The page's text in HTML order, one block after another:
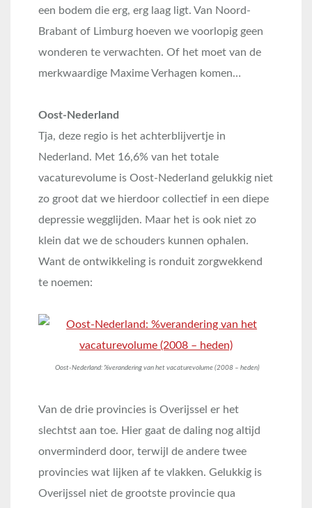
een bodem die erg, erg laag ligt. Van Noord-
Brabant of Limburg hoeven we voorlopig geen
wonderen te verwachten. Of het moet van de
merkwaardige Maxime Verhagen komen…
Oost-Nederland
Tja, deze regio is het achterblijvertje in
Nederland. Met 16,6% van het totale
vacaturevolume is Oost-Nederland gelukkig niet
zo groot dat we hierdoor collectief in een diepe
depressie wegglijden. Maar het is ook niet zo
klein dat we de schouders kunnen ophalen.
Want de ontwikkeling is ronduit zorgwekkend
te noemen:
Oost-Nederland: %verandering van het vacaturevolume (2008 – heden)
Van de drie provincies is Overijssel er het
slechtst aan toe. Hier gaat de daling nog altijd
onverminderd door, terwijl de andere twee
provincies wat lijken af te vlakken. Gelukkig is
Overijssel niet de grootste provincie qua